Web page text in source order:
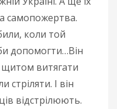
самопожертва.
коли той
допомогти…Він
витягати
стріляти. І він
відстрілюють.